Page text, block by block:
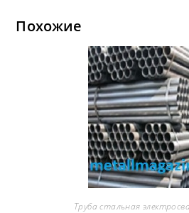
Похожие
Труба стальная